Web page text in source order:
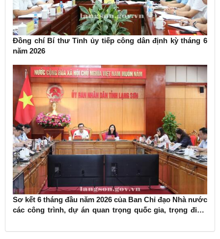
Đồng chí Bí thư Tỉnh ủy tiếp công dân định kỳ tháng 6
năm 2026
Sơ kết 6 tháng đầu năm 2026 của Ban Chỉ đạo Nhà nước
các công trình, dự án quan trọng quốc gia, trọng điểm